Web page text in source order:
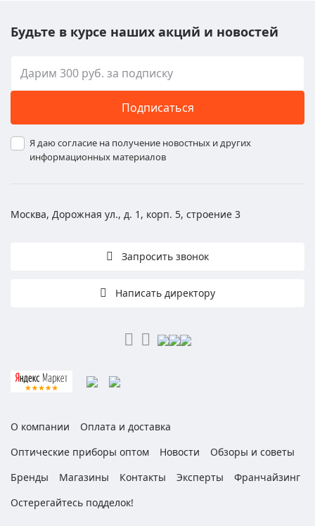
Будьте в курсе наших акций и новостей
Подписаться
Я даю согласие на получение новостных и других
информационных материалов
Москва, Дорожная ул., д. 1, корп. 5, строение 3
Запросить звонок
Написать директору
О компании
Оплата и доставка
Оптические приборы оптом
Новости
Обзоры и советы
Бренды
Магазины Контакты Эксперты
Франчайзинг
Остерегайтесь подделок!